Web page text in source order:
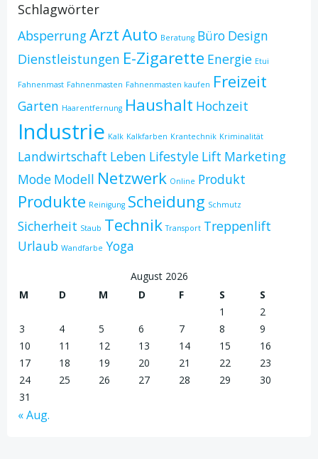
Schlagwörter
AbsperrungArztAuto Beratung Büro Design
Dienstleistungen E-Zigarette Energie Etui
Fahnenmast Fahnenmasten Fahnenmasten kaufen Freizeit
Garten Haarentfernung Haushalt Hochzeit
Industrie Kalk Kalkfarben Krantechnik Kriminalität
Landwirtschaft Leben Lifestyle Lift Marketing
Mode Modell Netzwerk Online Produkt
Produkte Reinigung Scheidung Schmutz
Sicherheit Staub Technik Transport Treppenlift
Urlaub Wandfarbe Yoga
August 2026
M
D M D F S
S
1
2
3
4 5 6 7 8
9
10
11 12 13 14 15
16
17
18 19 20 21 22
23
24
25 26 27 28 29
30
31
« Aug.